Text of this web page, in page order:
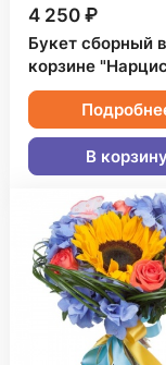
4 250 ₽
Букет сборный в
корзине
В корзину